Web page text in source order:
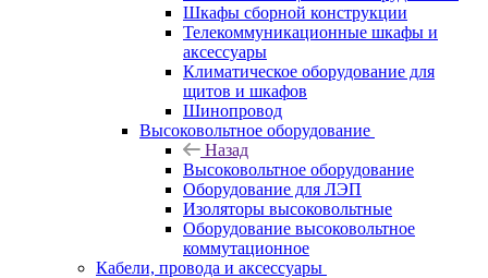
Шкафы сборной конструкции
Телекоммуникационные шкафы и
аксессуары
Климатическое оборудование для
щитов и шкафов
Шинопровод
Высоковольтное оборудование
Назад
Высоковольтное оборудование
Оборудование для ЛЭП
Изоляторы высоковольтные
Оборудование высоковольтное
коммутационное
Кабели, провода и аксессуары